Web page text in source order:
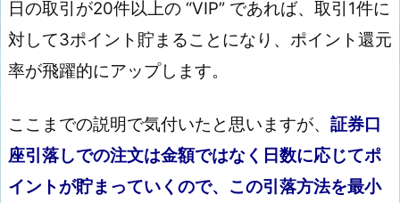
日の取引が20件以上の “VIP” であれば、取引1件に
対して3ポイント貯まることになり、ポイント還元
率が飛躍的にアップします。
ここまでの説明で気付いたと思いますが、 証券口
座引落しでの注文は金額ではなく日数に応じてポ
イントが貯まっていくので、この引落方法を最小